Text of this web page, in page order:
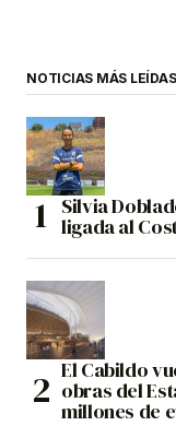
NOTICIAS MÁS LEÍDAS
Silvia
ligada al
El Cabildo
obras del
millones de